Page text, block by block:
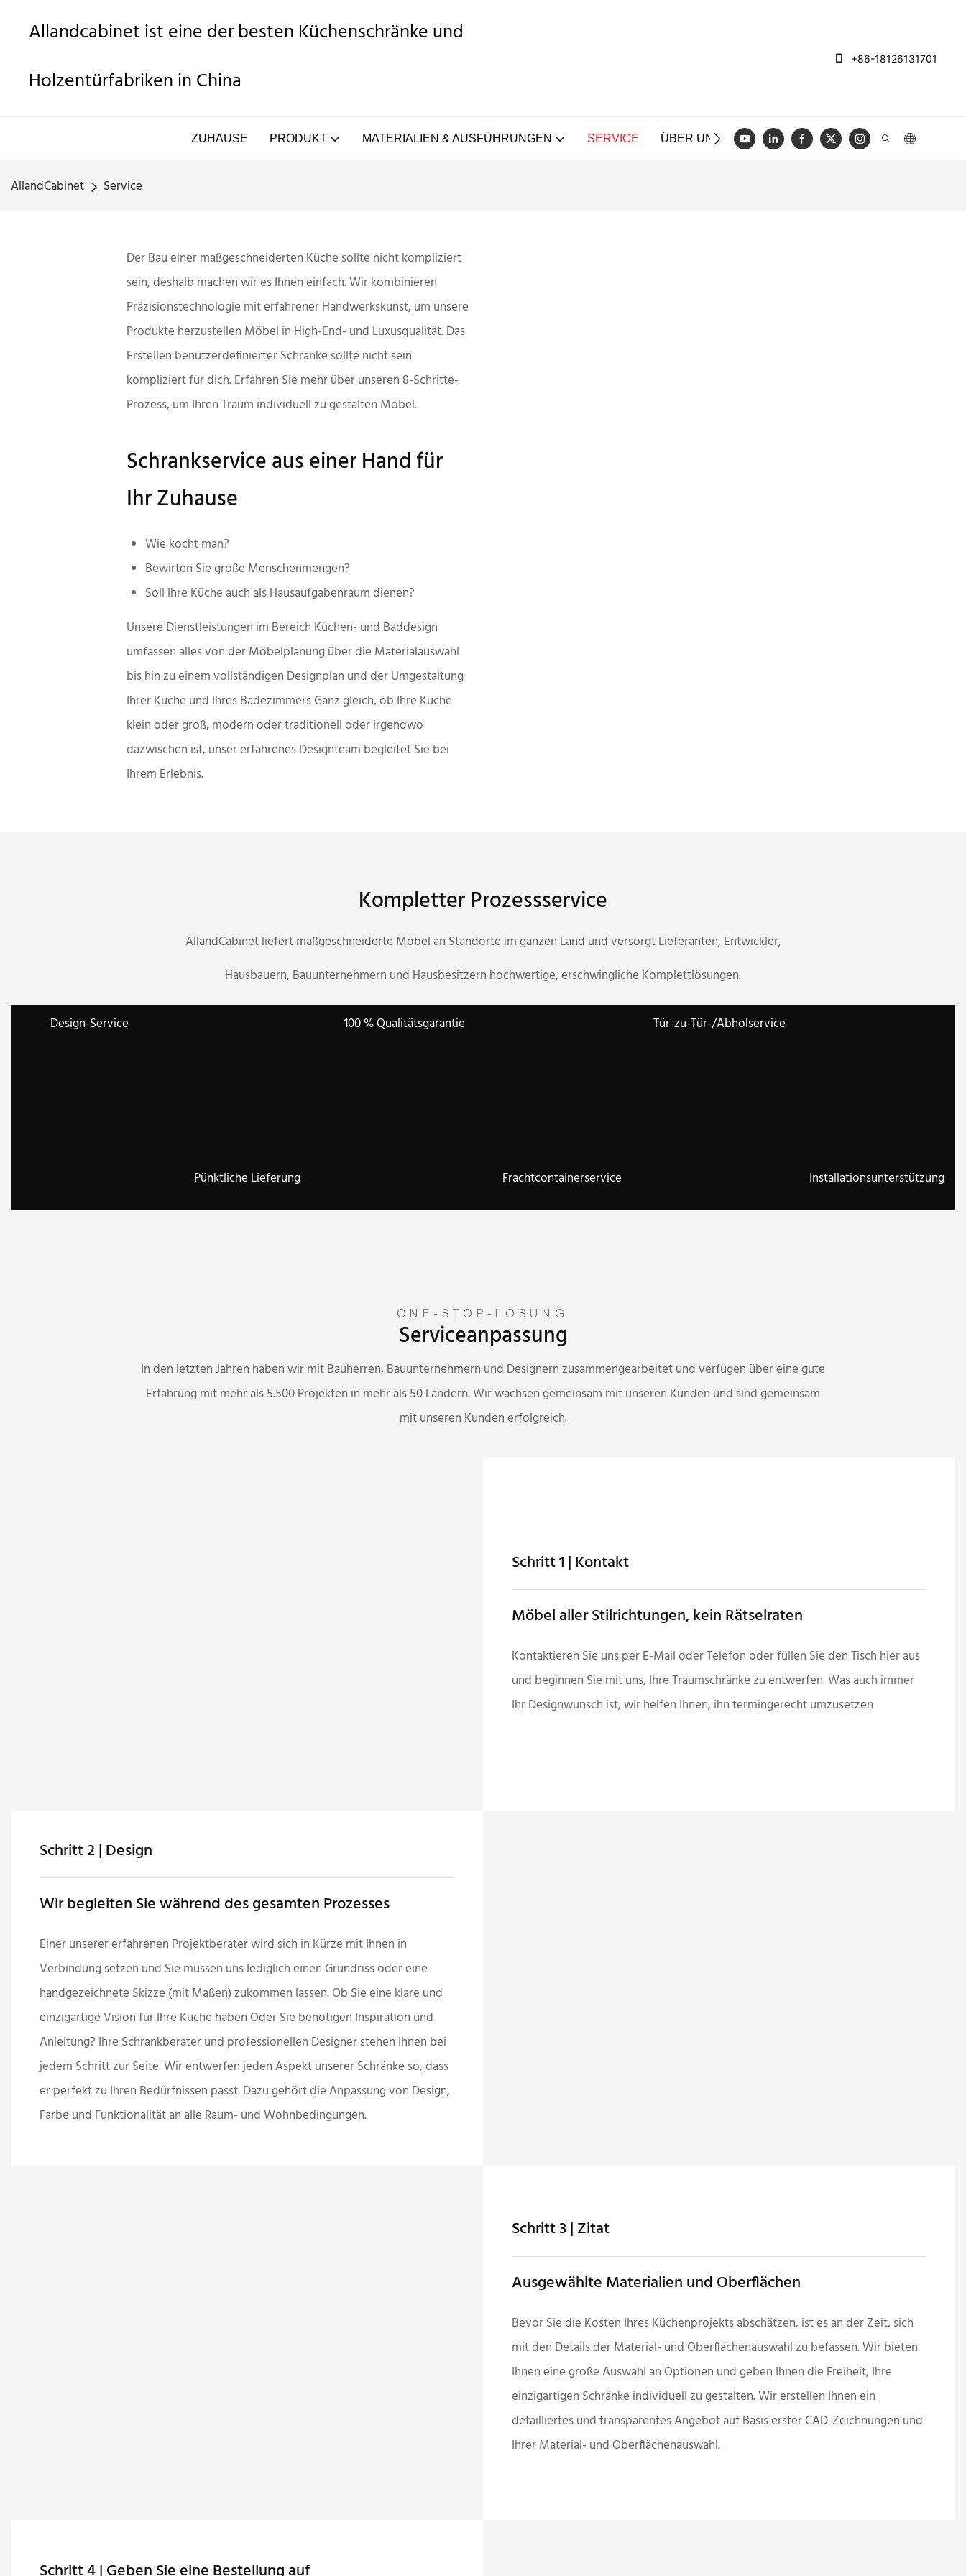
Allandcabinet ist eine der besten Küchenschränke und
Holzentürfabriken in China
+86-18126131701
ZUHAUSE PRODUKT MATERIALIEN & AUSFÜHRUNGEN SERVICE ÜBER UNS FÄLLE BLOGGEN VIDEO
AllandCabinet Service
Der Bau einer maßgeschneiderten Küche sollte nicht kompliziert
sein, deshalb machen wir es Ihnen einfach.Wir kombinieren
Präzisionstechnologie mit erfahrener Handwerkskunst, um unsere
Produkte herzustellen Möbel in High-End- und Luxusqualität. Das
Erstellen benutzerdefinierter Schränke sollte nicht sein
kompliziert für dich. Erfahren Sie mehr über unseren 8-Schritte-
Prozess, um Ihren Traum individuell zu gestalten Möbel.
Schrankservice aus einer Hand für
Ihr Zuhause
Wie kocht man?
Bewirten Sie große Menschenmengen?
Soll Ihre Küche auch als Hausaufgabenraum dienen?
Unsere Dienstleistungen im Bereich Küchen- und Baddesign
umfassen alles von der Möbelplanung über die Materialauswahl
bis hin zu einem vollständigen Designplan und der Umgestaltung
Ihrer Küche und Ihres Badezimmers Ganz gleich, ob Ihre Küche
klein oder groß, modern oder traditionell oder irgendwo
dazwischen ist, unser erfahrenes Designteam begleitet Sie bei
Ihrem Erlebnis.
Kompletter Prozessservice
AllandCabinet liefert maßgeschneiderte Möbel an Standorte im ganzen Land und versorgt Lieferanten, Entwickler,
Hausbauern, Bauunternehmern und Hausbesitzern hochwertige, erschwingliche Komplettlösungen.
Design-Service
Pünktliche Lieferung
100 % Qualitätsgarantie
Frachtcontainerservice
Tür-zu-Tür-/Abholservice
Installationsunterstützung
ONE-STOP-LÖSUNG
Serviceanpassung
In den letzten Jahren haben wir mit Bauherren, Bauunternehmern und Designern zusammengearbeitet und verfügen über eine gute
Erfahrung mit mehr als 5.500 Projekten in mehr als 50 Ländern. Wir wachsen gemeinsam mit unseren Kunden und sind gemeinsam
mit unseren Kunden erfolgreich.
Schritt 1 | Kontakt
Möbel aller Stilrichtungen, kein Rätselraten
Kontaktieren Sie uns per E-Mail oder Telefon oder füllen Sie den Tisch hier aus
und beginnen Sie mit uns, Ihre Traumschränke zu entwerfen. Was auch immer
Ihr Designwunsch ist, wir helfen Ihnen, ihn termingerecht umzusetzen
Schritt 2 | Design
Wir begleiten Sie während des gesamten Prozesses
Einer unserer erfahrenen Projektberater wird sich in Kürze mit Ihnen in
Verbindung setzen und Sie müssen uns lediglich einen Grundriss oder eine
handgezeichnete Skizze (mit Maßen) zukommen lassen. Ob Sie eine klare und
einzigartige Vision für Ihre Küche habenOder Sie benötigen Inspiration und
Anleitung? Ihre Schrankberater und professionellen Designer stehen Ihnen bei
jedem Schritt zur Seite. Wir entwerfen jeden Aspekt unserer Schränke so, dass
er perfekt zu Ihren Bedürfnissen passt. Dazu gehört die Anpassung von Design,
Farbe und Funktionalität an alle Raum- und Wohnbedingungen.
Schritt 3 | Zitat
Ausgewählte Materialien und Oberflächen
Bevor Sie die Kosten Ihres Küchenprojekts abschätzen, ist es an der Zeit, sich
mit den Details der Material- und Oberflächenauswahl zu befassen. Wir bieten
Ihnen eine große Auswahl an Optionen und geben Ihnen die Freiheit, Ihre
einzigartigen Schränke individuell zu gestalten. Wir erstellen Ihnen ein
detailliertes und transparentes Angebot auf Basis erster CAD-Zeichnungen und
Ihrer Material- und Oberflächenauswahl.